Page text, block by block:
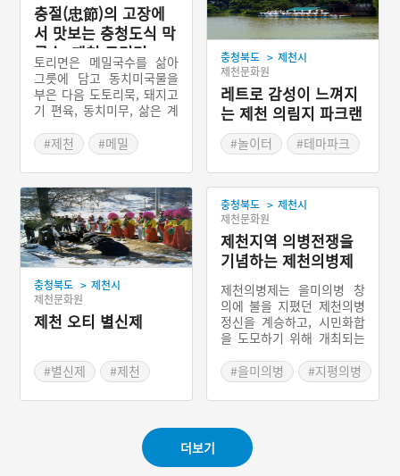
충절(忠節)의 고장에
서 맛보는 충청도식 막
국수, 제천 토리면
토리면은 메밀국수를 삶아
그릇에 담고 동치미국물을
부은 다음 도토리묵, 돼지고
기 편육, 동치미무, 삶은 계
천시의 향토음식이다. 동치
미 국물에 국수만 말면 ‘토
면’이라 하고, 고명을 얹은
것을 토리면이라고 한다.
#제천
#메밀
#제천가볼만한곳
#충청북도 별미
충청북도 > 제천시
제천문화원
레트로 감성이 느껴지
는 제천 의림지 파크랜
드#놀이터
#테마파크
#드라마 촬영지
#레트로 여행지
충청북도 > 제천시
제천문화원
제천 오티 별신제
#별신제
#제천
충청북도 > 제천시
제천문화원
제천지역 의병전쟁을
기념하는 제천의병제
제천의병제는 을미의병 창
의에 불을 지폈던 제천의병
정신을 계승하고, 시민화합
을 도모하기 위해 개최되는
병 정신을 계승하여 그 맥을
이어 가기 위하여 개최하기
시작하였다. 자양영당 고유
전, 박달가요제, 의병유적지
순례등의 행사가 중심이 되
고, 다양한 전시회와 향토
#을미의병
#지평의병
더보기